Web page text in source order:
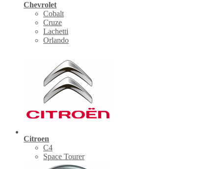
Chevrolet
Cobalt
Cruze
Lachetti
Orlando
Citroen
C4
Space Tourer